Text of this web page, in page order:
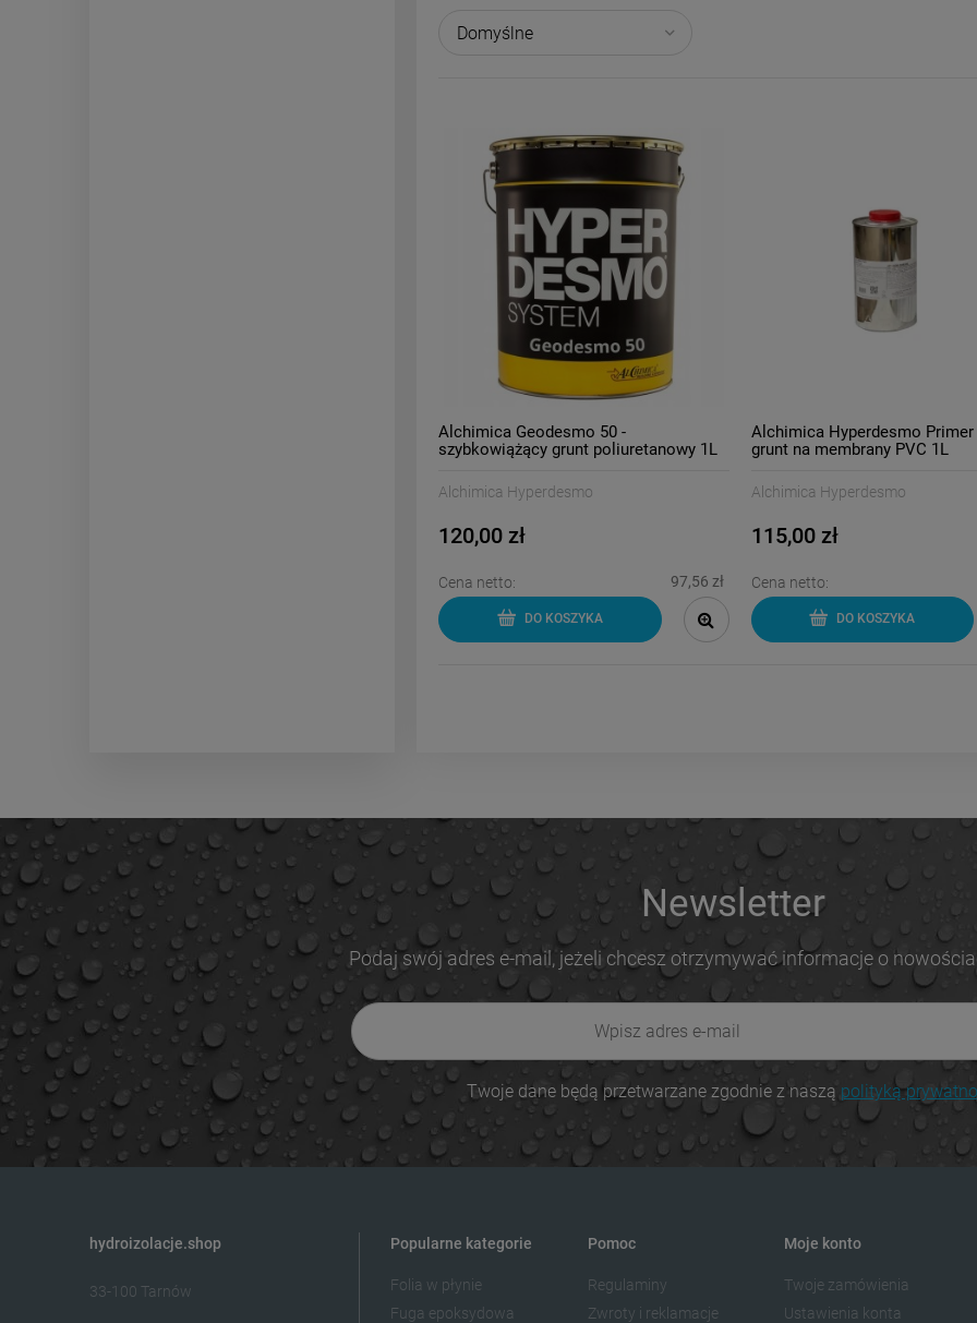
Alchimica Geodesmo 50 -
szybkowiążący grunt poliuretanowy 1L
Alchimica Hyperdesmo
120,00 zł
Cena netto: 97,56 zł
DO KOSZYKA
Alchimica Hyperdesmo Primer
grunt na membrany PVC 1L
Alchimica Hyperdesmo
115,00 zł
Cena netto:
DO KOSZYKA
Newsletter
Podaj swój adres e-mail, jeżeli chcesz otrzymywać informacje o
Twoje dane będą przetwarzane zgodnie z naszą polityką
hydroizolacje.shop
33-100 Tarnów
Popularne kategorie
Folia w płynie
Fuga epoksydowa
Pomoc
Regulaminy
Zwroty i reklamacje
Moje konto
Twoje zamówienia
Ustawienia konta